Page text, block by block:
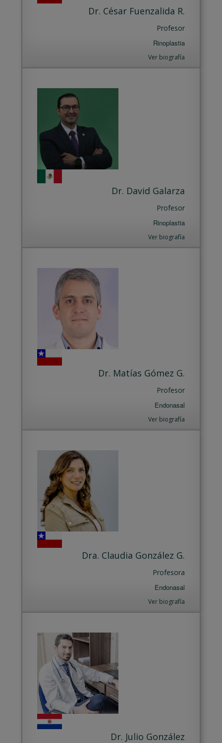
Dr. César Fuenzalida R.
Profesor
Rinoplastia
Ver biografía
Dr. David Galarza
Profesor
Rinoplastia
Ver biografía
Dr. Matías Gómez G.
Profesor
Endonasal
Ver biografía
Dra. Claudia González G.
Profesora
Endonasal
Ver biografía
Dr. Julio González